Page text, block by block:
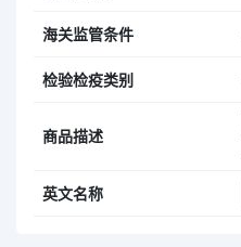
海关监管条件
检验检疫类别
商品描述
英文名称